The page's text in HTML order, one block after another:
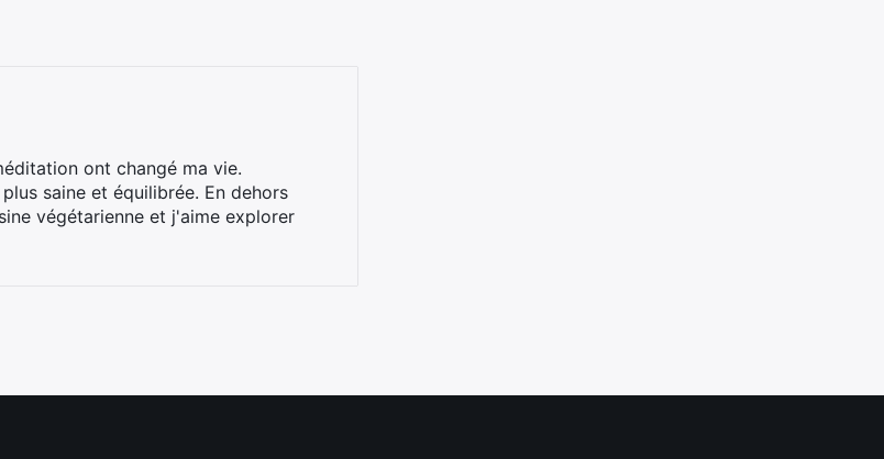
ont changé ma vie.
saine et équilibrée. En dehors
végétarienne et j'aime explorer